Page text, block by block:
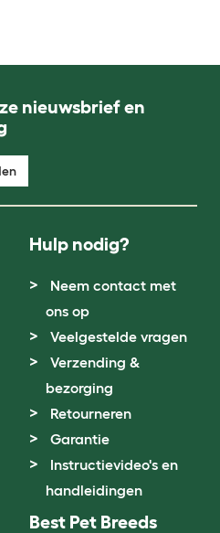
nieuwsbrief en
Hulp nodig?
Neem contact met
ons op
Veelgestelde vragen
Verzending &
bezorging
Retourneren
Garantie
Instructievideo's en
handleidingen
Best Pet Breeds